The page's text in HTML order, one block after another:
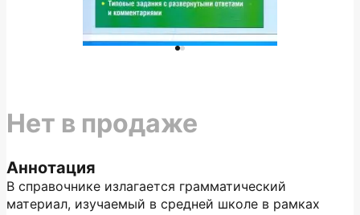
Аннотация
В справочнике излагается грамматический
материал, изучаемый в средней школе в рамках
Нет в продаже